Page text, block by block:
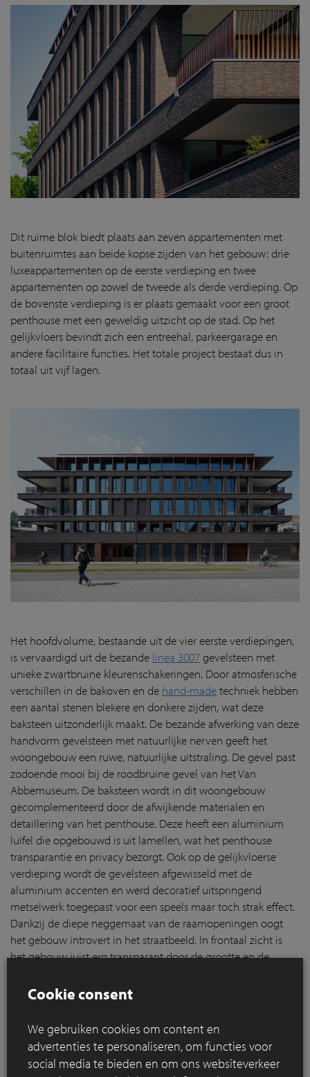
Dit ruime blok biedt plaats aan zeven appartementen met
buitenruimtes aan beide kopse zijden van het gebouw: drie
luxeappartementen op de eerste verdieping en twee
appartementen op zowel de tweede als derde verdieping. Op
de bovenste verdieping is er plaats gemaakt voor een groot
penthouse met een geweldig uitzicht op de stad. Op het
gelijkvloers bevindt zich een entreehal, parkeergarage en
andere facilitaire functies. Het totale project bestaat dus in
totaal uit vijf lagen.
Het hoofdvolume, bestaande uit de vier eerste verdiepingen,
is vervaardigd uit de bezande linea 3007gevelsteen met
unieke zwartbruine kleurenschakeringen. Door atmosferische
verschillen in de bakoven en de hand-madetechniek hebben
een aantal stenen blekere en donkere zijden, wat deze
baksteen uitzonderlijk maakt. De bezande afwerking van deze
handvorm gevelsteen met natuurlijke nerven geeft het
woongebouw een ruwe, natuurlijke uitstraling. De gevel past
zodoende mooi bij de roodbruine gevel van het Van
Abbemuseum. De baksteen wordt in dit woongebouw
gecomplementeerd door de afwijkende materialen en
detaillering van het penthouse. Deze heeft een aluminium
luifel die opgebouwd is uit lamellen, wat het penthouse
transparantie en privacy bezorgt. Ook op de gelijkvloerse
verdieping wordt de gevelsteen afgewisseld met de
aluminium accenten en werd decoratief uitspringend
metselwerk toegepast voor een speels maar toch strak effect.
Dankzij de diepe neggemaat van de raamopeningen oogt
het gebouw introvert in het straatbeeld. In frontaal zicht is
het gebouw juist erg transparant door de grootte en de
Cookie consent
We gebruiken cookies om content en
advertenties te personaliseren, om functies voor
social media te bieden en om ons websiteverkeer